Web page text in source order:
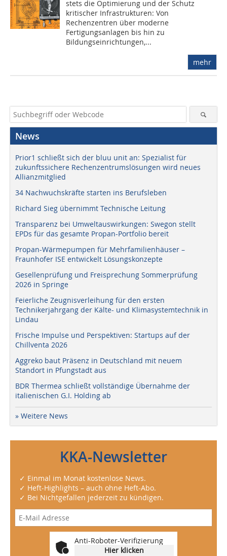
stets die Optimierung und der Schutz
kritischer Infrastrukturen: Von
Rechenzentren über moderne
Fertigungsanlagen bis hin zu
Bildungseinrichtungen,...
mehr
News
Prior1 schließt sich der bluu unit an: Spezialist für
zukunftssichere Rechenzentrumslösungen wird neues
Allianzmitglied
34 Nachwuchskräfte starten ins Berufsleben
Richard Sieg übernimmt Technische Leitung
Transparenz bei Umweltauswirkungen: Swegon stellt
EPDs für das gesamte Propan-Portfolio bereit
Propan-Wärmepumpen für Mehrfamilienhäuser –
Fraunhofer ISE entwickelt Lösungskonzepte
Gesellenprüfung und Freisprechung Sommerprüfung
2026 in Springe
Feierliche Zeugnisverleihung für den ersten
Technikerjahrgang der Kälte- und Klimasystemtechnik in
Lindau
Frische Impulse und Perspektiven: Startups auf der
Chillventa 2026
Aggreko baut Präsenz in Deutschland mit neuem
Standort in Pfungstadt aus
BDR Thermea schließt vollständige Übernahme der
italienischen G.I. Holding ab
» Weitere News
KKA-Newsletter
✓ Einmal im Monat kostenlose News.
✓ Heft-Highlights – auch ohne Heft-Abo.
✓ Bei Nichtgefallen jederzeit zu kündigen.
Anti-Roboter-Verifizierung
Hier klicken